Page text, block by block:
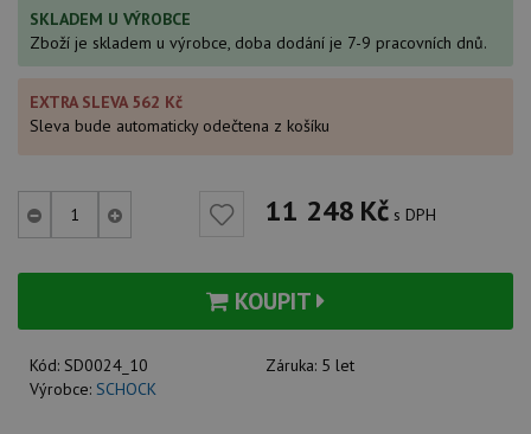
SKLADEM U VÝROBCE
Zboží je skladem u výrobce, doba dodání je 7-9 pracovních dnů.
EXTRA SLEVA 562 Kč
Sleva bude automaticky odečtena z košíku
11 248 Kč s DPH
KOUPIT
Kód: SD0024_10 Záruka: 5 let
Výrobce: SCHOCK